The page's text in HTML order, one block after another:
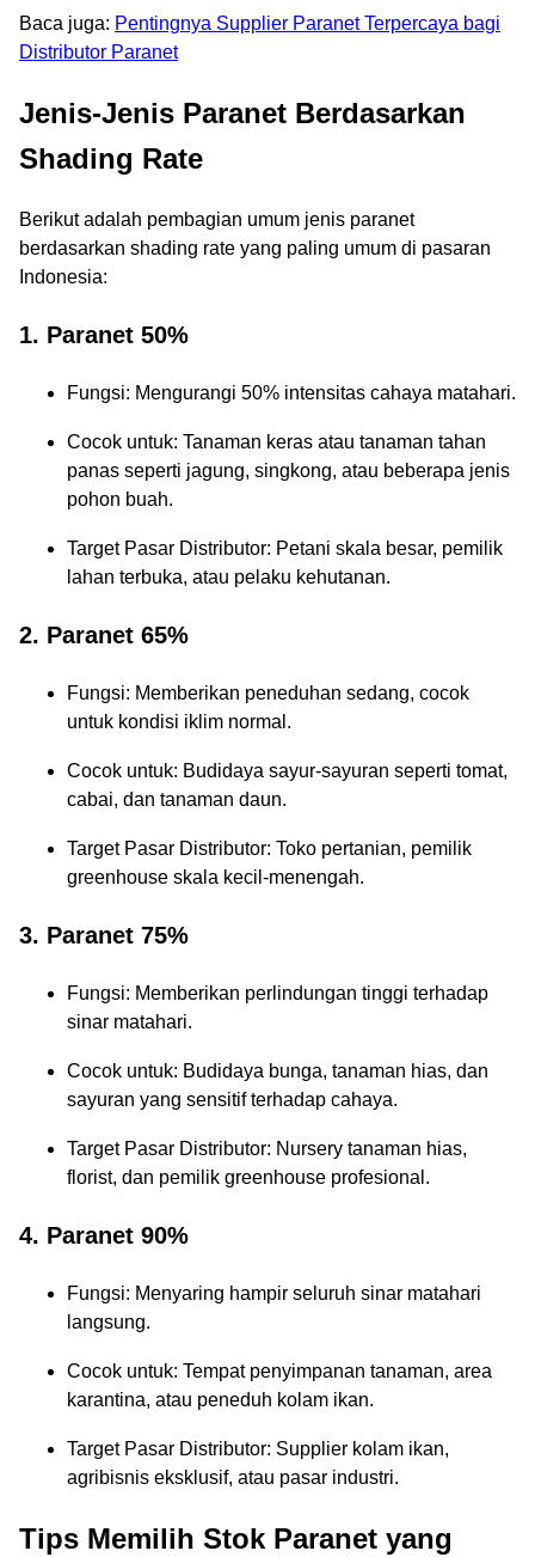
Baca juga: Pentingnya Supplier Paranet Terpercaya bagi
Distributor Paranet
Jenis-Jenis Paranet Berdasarkan
Shading Rate
Berikut adalah pembagian umum jenis paranet
berdasarkan shading rate yang paling umum di pasaran
Indonesia:
1. Paranet 50%
Fungsi: Mengurangi 50% intensitas cahaya matahari.
Cocok untuk: Tanaman keras atau tanaman tahan
panas seperti jagung, singkong, atau beberapa jenis
pohon buah.
Target Pasar Distributor: Petani skala besar, pemilik
lahan terbuka, atau pelaku kehutanan.
2. Paranet 65%
Fungsi: Memberikan peneduhan sedang, cocok
untuk kondisi iklim normal.
Cocok untuk: Budidaya sayur-sayuran seperti tomat,
cabai, dan tanaman daun.
Target Pasar Distributor: Toko pertanian, pemilik
greenhouse skala kecil-menengah.
3. Paranet 75%
Fungsi: Memberikan perlindungan tinggi terhadap
sinar matahari.
Cocok untuk: Budidaya bunga, tanaman hias, dan
sayuran yang sensitif terhadap cahaya.
Target Pasar Distributor: Nursery tanaman hias,
florist, dan pemilik greenhouse profesional.
4. Paranet 90%
Fungsi: Menyaring hampir seluruh sinar matahari
langsung.
Cocok untuk: Tempat penyimpanan tanaman, area
karantina, atau peneduh kolam ikan.
Target Pasar Distributor: Supplier kolam ikan,
agribisnis eksklusif, atau pasar industri.
Tips Memilih Stok Paranet yang